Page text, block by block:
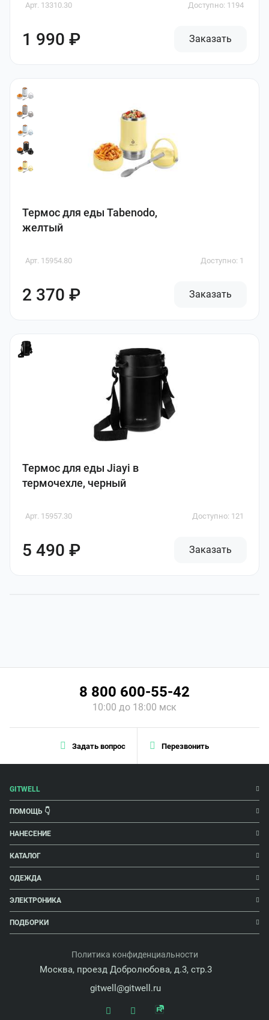
Арт. 13310.30 Доступно: 1194
1 990 ₽ Заказать
Термос для еды Tabenodo,
желтый
Арт. 15954.80 Доступно: 1
2 370 ₽ Заказать
Термос для еды Jiayi в
термочехле, черный
Арт. 15957.30 Доступно: 121
5 490 ₽ Заказать
Задать вопрос Перезвонить
8 800 600-55-42
10:00 до 18:00 мск
GITWELL
ПОМОЩЬ 👇
НАНЕСЕНИЕ
КАТАЛОГ
ОДЕЖДА
ЭЛЕКТРОНИКА
ПОДБОРКИ
Политика конфиденциальности
Москва, проезд Добролюбова, д.3, стр.3
gitwell@gitwell.ru